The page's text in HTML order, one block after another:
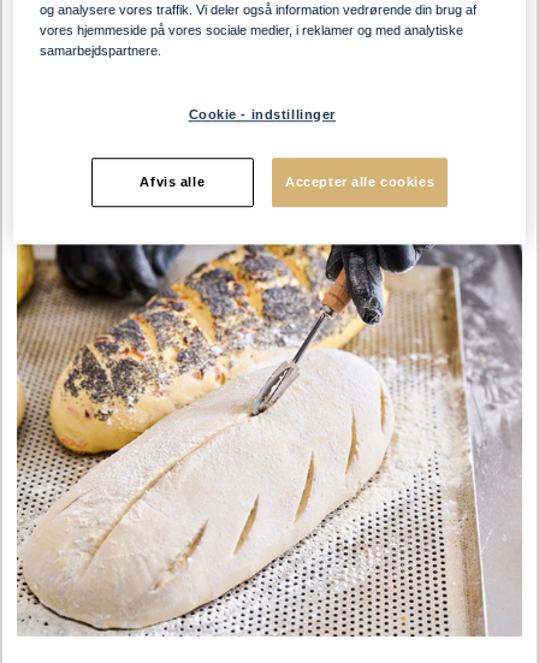
og analysere vores traffik. Vi deler også information vedrørende din brug af
vores hjemmeside på vores sociale medier, i reklamer og med analytiske
samarbejdspartnere.
Cookie - indstillinger
Afvis alle Accepter alle cookies